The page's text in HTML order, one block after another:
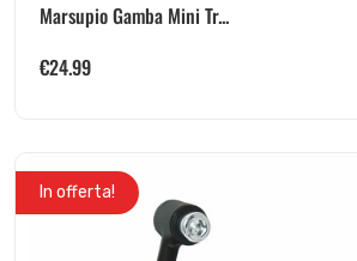
Marsupio Gamba Mini Tr...
€24.99
In offerta!